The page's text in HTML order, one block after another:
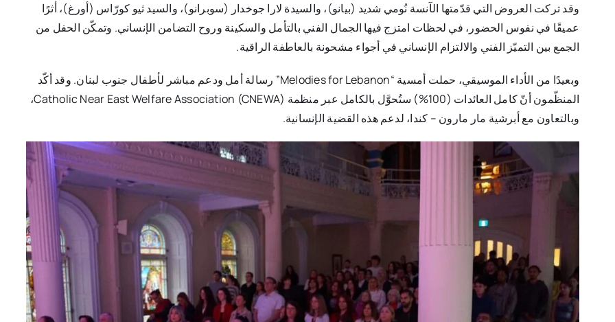
وقد تركت العروض التي قدّمتها الآنسة نُومي شديد (بيانو)، والسيدة لارا جوخدار (سوبرانو)، والسيد ثيو كورّاس (أورغ)، أثرًا
عميقًا في نفوس الحضور، في لحظات امتزج فيها الجمال الفني بالتأمل والسكينة وروح التضامن الإنساني. وتمكّن الحفل من
الجمع بين التميّز الفني والالتزام الإنساني في أجواء مشحونة بالعاطفة الراقية.
وبعيدًا من الأداء الموسيقي، حملت أمسية “Melodies for Lebanon” رسالة أمل ودعم مباشر لأطفال جنوب لبنان. وقد أكّد
المنظّمون أنّ كامل العائدات (100%) ستُحوَّل بالكامل عبر منظمة Catholic Near East Welfare Association (CNEWA)،
وبالتعاون مع أبرشية مار مارون – كندا، لدعم هذه القضية الإنسانية.